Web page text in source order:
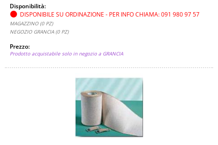
Disponibilità:
DISPONIBILE SU ORDINAZIONE - PER INFO CHIAMA: 091 980 97 57
MAGAZZINO (0 PZ)
NEGOZIO GRANCIA (0 PZ)
Prezzo:
Prodotto acquistabile solo in negozio a GRANCIA